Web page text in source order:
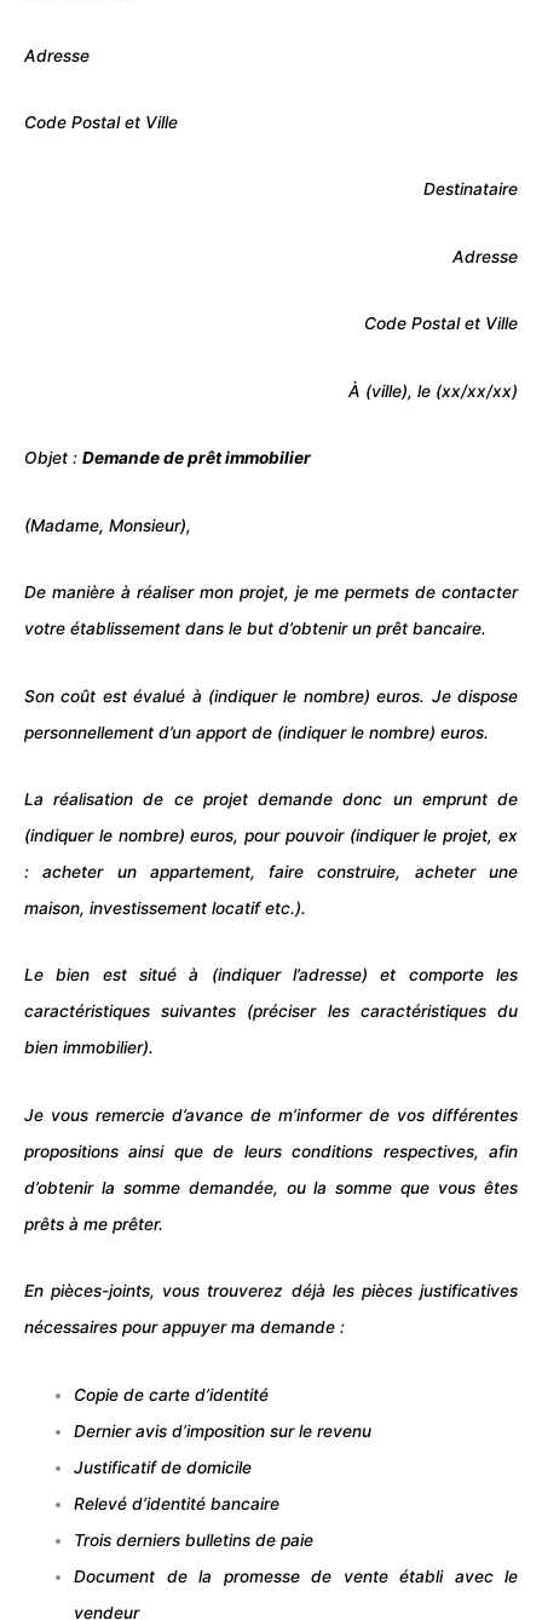
Adresse
Code Postal et Ville
Destinataire
Adresse
Code Postal et Ville
À (ville), le (xx/xx/xx)
Objet : Demande de prêt immobilier
(Madame, Monsieur),
De manière à réaliser mon projet, je me permets de contacter
votre établissement dans le but d’obtenir un prêt bancaire.
Son coût est évalué à (indiquer le nombre) euros. Je dispose
personnellement d’un apport de (indiquer le nombre) euros.
La réalisation de ce projet demande donc un emprunt de
(indiquer le nombre) euros, pour pouvoir (indiquer le projet, ex
: acheter un appartement, faire construire, acheter une
maison, investissement locatif etc.).
Le bien est situé à (indiquer l’adresse) et comporte les
caractéristiques suivantes (préciser les caractéristiques du
bien immobilier).
Je vous remercie d’avance de m’informer de vos différentes
propositions ainsi que de leurs conditions respectives, afin
d’obtenir la somme demandée, ou la somme que vous êtes
prêts à me prêter.
En pièces-joints, vous trouverez déjà les pièces justificatives
nécessaires pour appuyer ma demande :
Copie de carte d’identité
Dernier avis d’imposition sur lerevenu
Justificatif de domicile
Relevé d’identité bancaire
Trois derniers bulletins depaie
Document de la promesse de vente établi avec le
vendeur